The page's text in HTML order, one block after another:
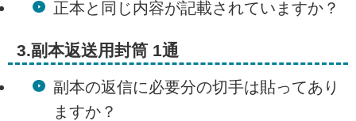
正本と同じ内容が記載されていますか？
3.副本返送用封筒 1通
副本の返信に必要分の切手は貼ってあり
ますか？